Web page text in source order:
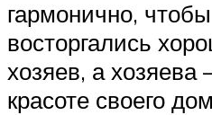
гармонично, чтобы
восторгались
хозяев, а хозяева
красоте своего